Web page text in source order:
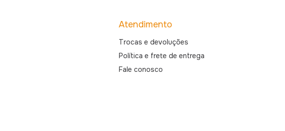
Atendimento
Trocas e devoluções
Política e frete de entrega
Fale conosco